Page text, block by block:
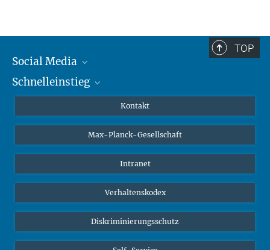
TOP
Social Media
Mastodon
Schnelleinstieg
Studierende
Schüler*innen
Öffentlichkeit
Alumnae | Alumni
Kontakt
Max-Planck-Gesellschaft
Intranet
Verhaltenskodex
Diskriminierungsschutz